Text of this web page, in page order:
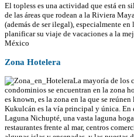
El topless es una actividad que está en
de las áreas que rodean a la Riviera
(además de ser ilegal), especialmente
planificar su viaje de vacaciones a la
México
Zona Hotelera
La mayoría de los
condominios se encuentran en la zona
es known, es la zona en la que se
Kukulcán es la vía principal y única. En
Laguna Nichupté, una vasta laguna
restaurantes frente al mar, centros